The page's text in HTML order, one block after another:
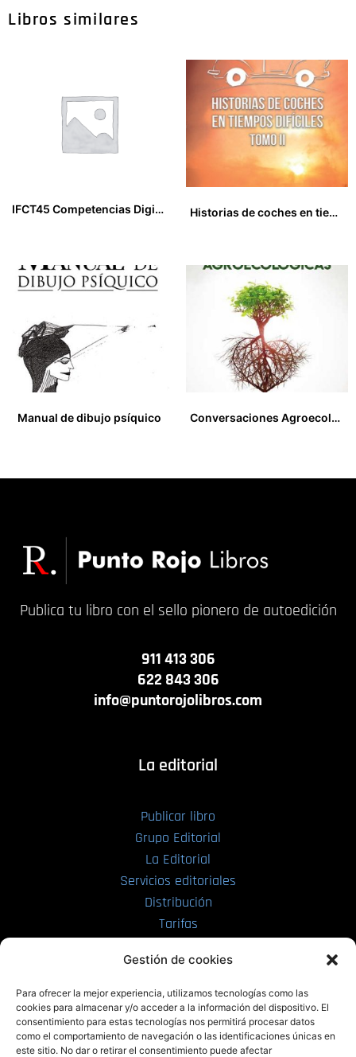
Gestión de cookies
Para ofrecer la mejor experiencia, utilizamos tecnologías como las
cookies para almacenar y/o acceder a la información del dispositivo. El
consentimiento para estas tecnologías nos permitirá procesar datos
como el comportamiento de navegación o las identificaciones únicas en
este sitio. No dar o retirar el consentimiento puede afectar
Libros similares
IFCT45 Competencias Digitales Básicas
Historias de coches en tiempos difíciles. Tomo II
Manual de dibujo psíquico
Conversaciones Agroecológicas. Voces contra un sistema agroalimentario mundial que está devorando el planeta
Publica tu libro con el sello pionero de autoedición
911 413 306
622 843 306
info@puntorojolibros.com
La editorial
Publicar libro
Grupo Editorial
La Editorial
Servicios editoriales
Distribución
Tarifas
PRL | Films
PRL | Play